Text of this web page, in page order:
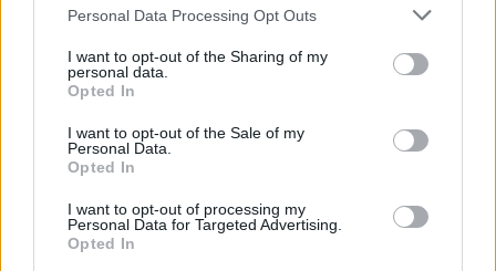
Please note that this website/app uses one or more Google
not limited to your visit or usage behaviour. You may click to
grant or deny consent to Google and its third-party tags to
use your data for below specified purposes in below Google
consent section.
Personal Data Processing Opt Outs
I want to opt-out of the Sharing of my
personal data.
Opted In
I want to opt-out of the Sale of my
Personal Data.
Opted In
I want to opt-out of processing my
Personal Data for Targeted Advertising.
Opted In
A BAROKK ÖSSZES ÁRNYALATA ÉS MÉG EGY SOR
KIVÁLÓ PROGRAM VÁR MINDENKIT EZEN A HÉTVÉGÉN
GYŐRBEN